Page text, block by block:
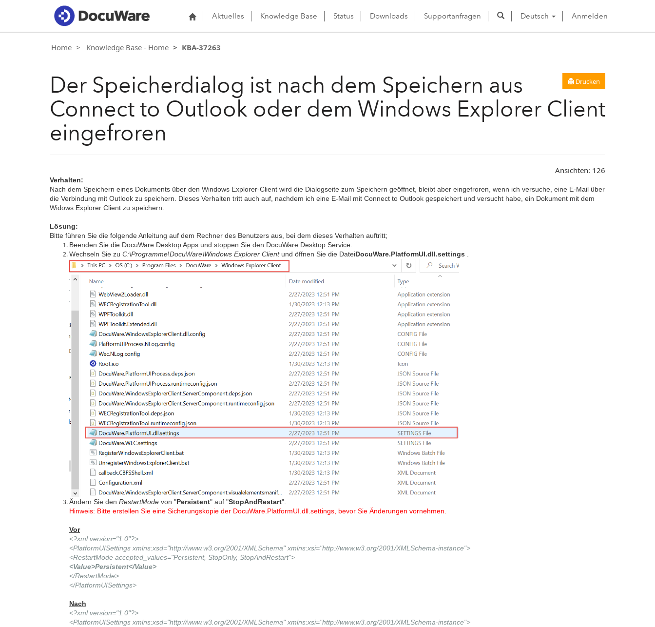
Aktuelles Knowledge Base Status Downloads Supportanfragen Deutsch Anmelden
Home Knowledge Base - Home KBA-37263
Drucken
Der Speicherdialog ist nach dem Speichern aus
Connect to Outlook oder dem Windows Explorer Client
eingefroren
Ansichten: 126
Verhalten:
Nach dem Speichern eines Dokuments über den Windows Explorer-Client wird die Dialogseite zum Speichern geöffnet, bleibt aber eingefroren, wenn ich versuche, eine E-Mail über
die Verbindung mit Outlook zu speichern. Dieses Verhalten tritt auch auf, nachdem ich eine E-Mail mit Connect to Outlook gespeichert und versucht habe, ein Dokument mit dem
Widows Explorer Client zu speichern.
Lösung:
Bitte führen Sie die folgende Anleitung auf dem Rechner des Benutzers aus, bei dem dieses Verhalten auftritt;
Beenden Sie die DocuWare Desktop Apps und stoppen Sie den DocuWare Desktop Service.
Wechseln Sie zu C:\Programme\DocuWare\Windows Explorer Client und öffnen Sie die DateiDocuWare.PlatformUI.dll.settings
Ändern Sie den RestartMode von "Persistent" auf "StopAndRestart":
Hinweis: Bitte erstellen Sie eine Sicherungskopie der DocuWare.PlatformUI.dll.settings, bevor Sie Änderungen vornehmen.
Vor
<?xml version="1.0"?>
<PlatformUISettings xmlns:xsd="http://www.w3.org/2001/XMLSchema" xmlns:xsi="http://www.w3.org/2001/XMLSchema-instance">
<RestartMode accepted_values="Persistent, StopOnly, StopAndRestart">
<Value>Persistent</Value>
</RestartMode>
</PlatformUISettings>
Nach
<?xml version="1.0"?>
<PlatformUISettings xmlns:xsd="http://www.w3.org/2001/XMLSchema" xmlns:xsi="http://www.w3.org/2001/XMLSchema-instance">